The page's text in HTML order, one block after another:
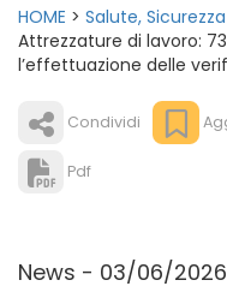
HOME > Salute,
Attrezzature di lavoro:
l’effettuazione delle
Condividi
Pdf
News - 03/06/2026